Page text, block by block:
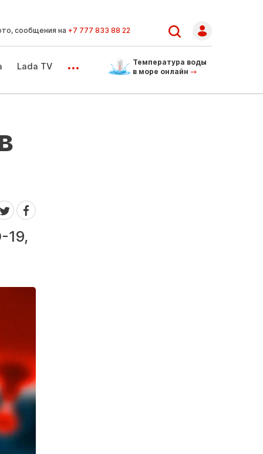
сообщения на +7 777 833 88 22
Lada TV ...
Температура воды
в море онлайн
19,